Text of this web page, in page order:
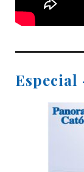
Especial